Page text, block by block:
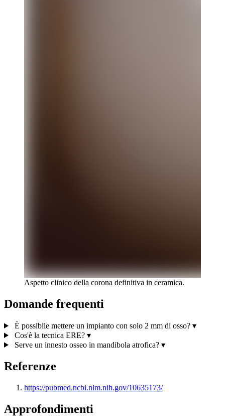
Iscriviti alla newsletter per visualizzare le immagini
cliniche.
dei dati per ricevere la newsletter.
Aspetto clinico della corona definitiva in ceramica.
Domande frequenti
È possibile mettere un impianto con solo 2 mm di osso? ▾
Cos'è la tecnica ERE? ▾
Serve un innesto osseo in mandibola atrofica? ▾
Referenze
https://pubmed.ncbi.nlm.nih.gov/10635173/
Approfondimenti